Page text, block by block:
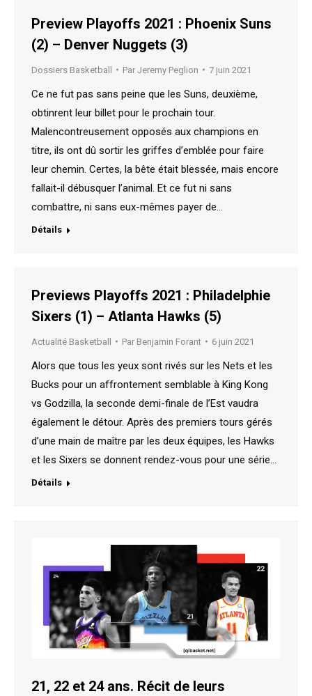
Preview Playoffs 2021 : Phoenix Suns
(2) – Denver Nuggets (3)
Dossiers Basketball Par Jeremy Peglion 7 juin 2021
Ce ne fut pas sans peine que les Suns, deuxième,
obtinrent leur billet pour le prochain tour.
Malencontreusement opposés aux champions en
titre, ils ont dû sortir les griffes d’emblée pour faire
leur chemin. Certes, la bête était blessée, mais encore
fallait-il débusquer l’animal. Et ce fut ni sans
combattre, ni sans eux-mêmes payer de…
Détails
Previews Playoffs 2021 : Philadelphie
Sixers (1) – Atlanta Hawks (5)
Actualité Basketball Par Benjamin Forant 6 juin 2021
Alors que tous les yeux sont rivés sur les Nets et les
Bucks pour un affrontement semblable à King Kong
vs Godzilla, la seconde demi-finale de l’Est vaudra
également le détour. Après des premiers tours gérés
d’une main de maître par les deux équipes, les Hawks
et les Sixers se donnent rendez-vous pour une série…
Détails
21, 22 et 24 ans. Récit de leurs